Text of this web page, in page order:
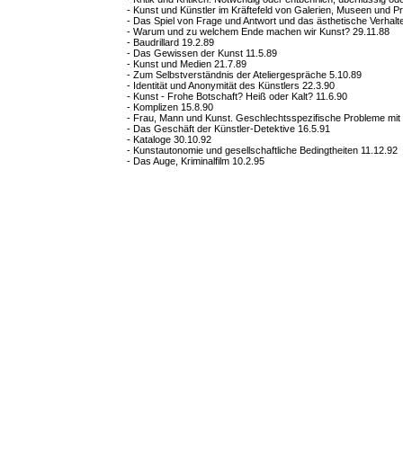
- Kunst und Künstler im Kräftefeld von Galerien, Museen und
- Das Spiel von Frage und Antwort und das ästhetische
- Warum und zu welchem Ende machen wir Kunst? 29.11.88
- Baudrillard 19.2.89
- Das Gewissen der Kunst 11.5.89
- Kunst und Medien 21.7.89
- Zum Selbstverständnis der Ateliergespräche 5.10.89
- Identität und Anonymität des Künstlers 22.3.90
- Kunst - Frohe Botschaft? Heiß oder Kalt? 11.6.90
- Komplizen 15.8.90
- Frau, Mann und Kunst. Geschlechtsspezifische Probleme mit
- Das Geschäft der Künstler-Detektive 16.5.91
- Kataloge 30.10.92
- Kunstautonomie und gesellschaftliche Bedingtheiten 11.12.92
- Das Auge, Kriminalfilm 10.2.95